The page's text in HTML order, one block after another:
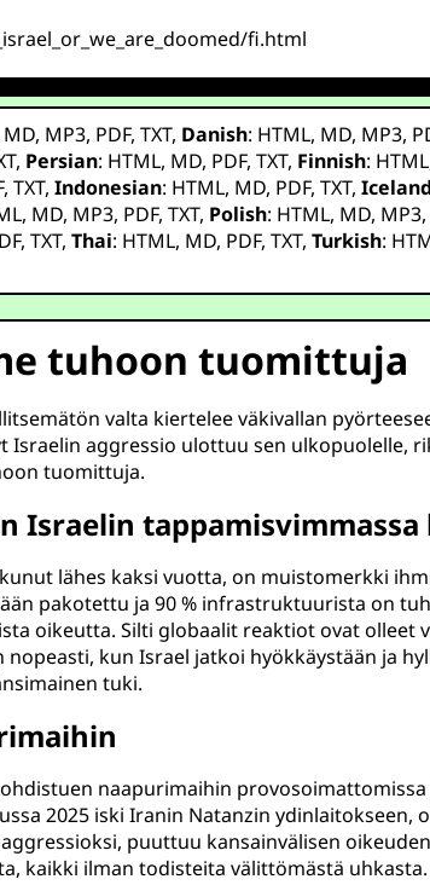
fi.html
MD, MP3, PDF,TXT, Danish: HTML, MD, MP3,
, Persian: HTML, MD, PDF,TXT, Finnish: HTML
,TXT,Indonesian: HTML, MD, PDF,TXT,
, MD, MP3, PDF,TXT, Polish: HTML, MD, MP3,
,TXT,Thai: HTML, MD, PDF,TXT,Turkish:
tuhoon tuomittuja
valta kiertelee väkivallan
aggressio ulottuu sen ulkopuolelle,
tuomittuja.
Israelin tappamisvimmassa
lähes kaksi vuotta, on muistomerkki
pakotettu ja 90 % infrastruktuurista on
oikeutta. Silti globaalit reaktiot ovat
kun Israel jatkoi hyökkäystään ja
tuki.
naapurimaihin
2025 iski Iranin Natanzin
puuttuu kansainvälisen
kaikki ilman todisteita välittömästä